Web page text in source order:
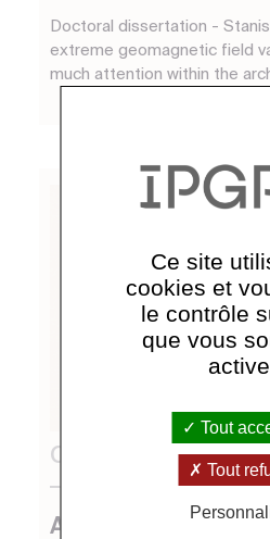
Doctoral dissertation -
extreme geomagnetic field
much attention within the
Octobre 2014 - Mai
Acquisition de
Ce site
cookies et
le contrôle
que vous
Tout
Tout